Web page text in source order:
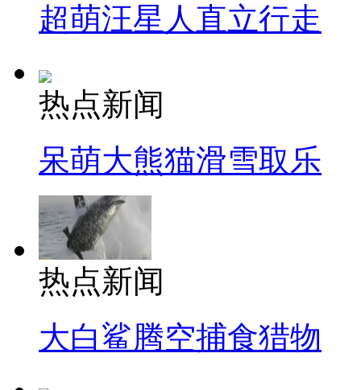
超萌汪星人直立行走
热点新闻
呆萌大熊猫滑雪取乐
热点新闻
大白鲨腾空捕食猎物